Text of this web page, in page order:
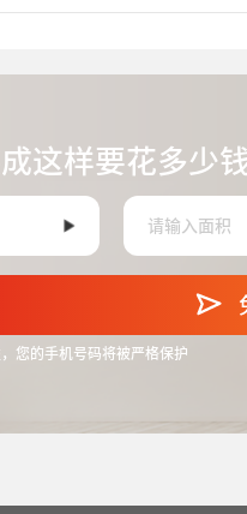
这样要花多少
您的手机号码将被严格保护